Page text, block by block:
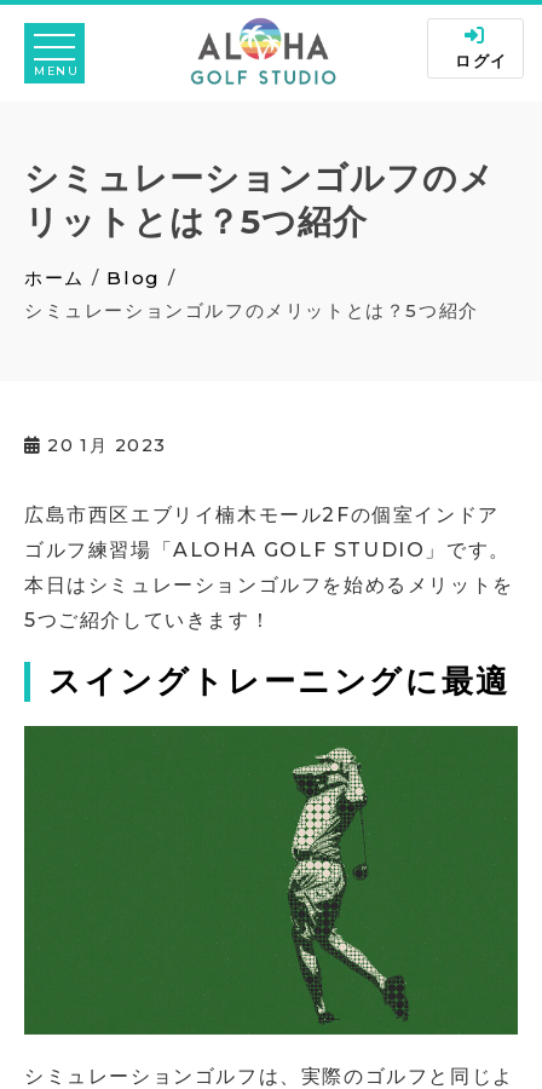
content
ログイ
シミュレーションゴルフのメ
リットとは？5つ紹介
ホーム
Blog
シミュレーションゴルフのメリットとは？5つ紹介
20 1月 2023
広島市西区エブリイ楠木モール2Fの個室インドア
ゴルフ練習場「ALOHA GOLF STUDIO」です。
本日はシミュレーションゴルフを始めるメリットを
5つご紹介していきます！
スイングトレーニングに最適
シミュレーションゴルフは、実際のゴルフと同じよ